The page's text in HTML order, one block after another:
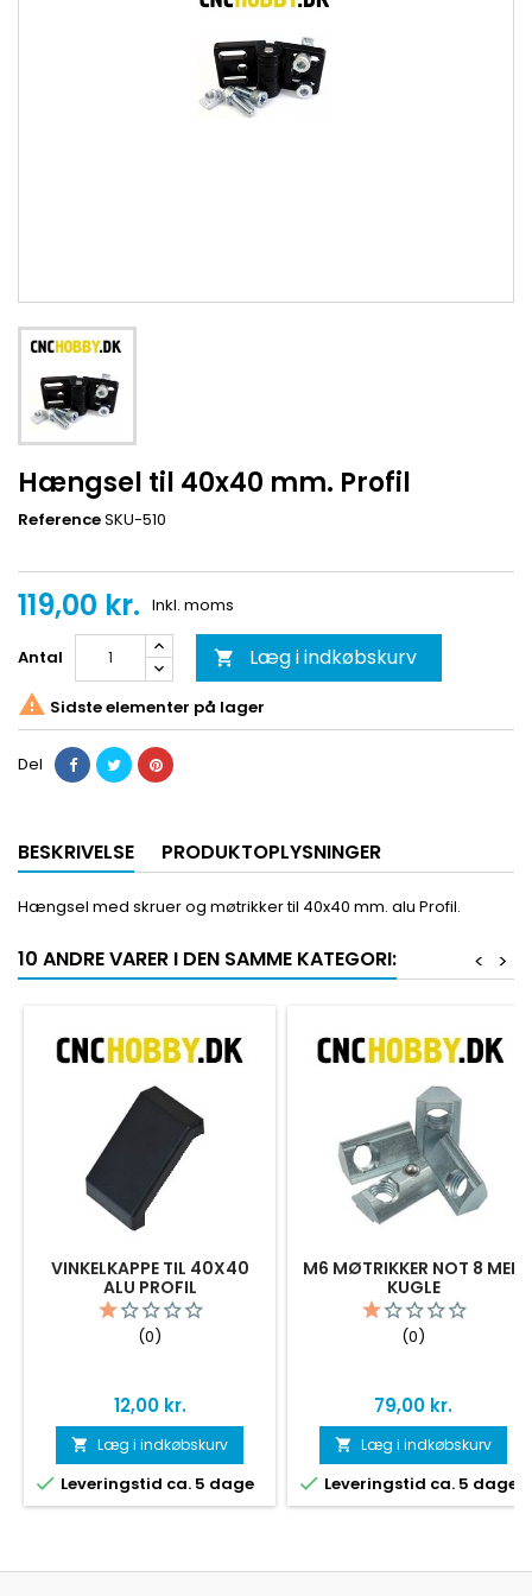
Hængsel til 40x40 mm. Profil
ReferenceSKU-510
119,00 kr. Inkl. moms
Antal  Læg i indkøbskurv
 Sidste elementer på lager
Del
BESKRIVELSE PRODUKTOPLYSNINGER
Hængsel med skruer og møtrikker til 40x40 mm. alu Profil.
10 ANDRE VARER I DEN SAMME KATEGORI: >
<
VINKELKAPPE TIL 40X40
ALU PROFIL
(0)
Pris
12,00 kr.
 Læg i indkøbskurv
 Leveringstid ca. 5 dage
M6 MØTRIKKER NOT 8 MED
KUGLE
(0)
Pris
79,00 kr.
 Læg i indkøbskurv
 Leveringstid ca. 5 dage